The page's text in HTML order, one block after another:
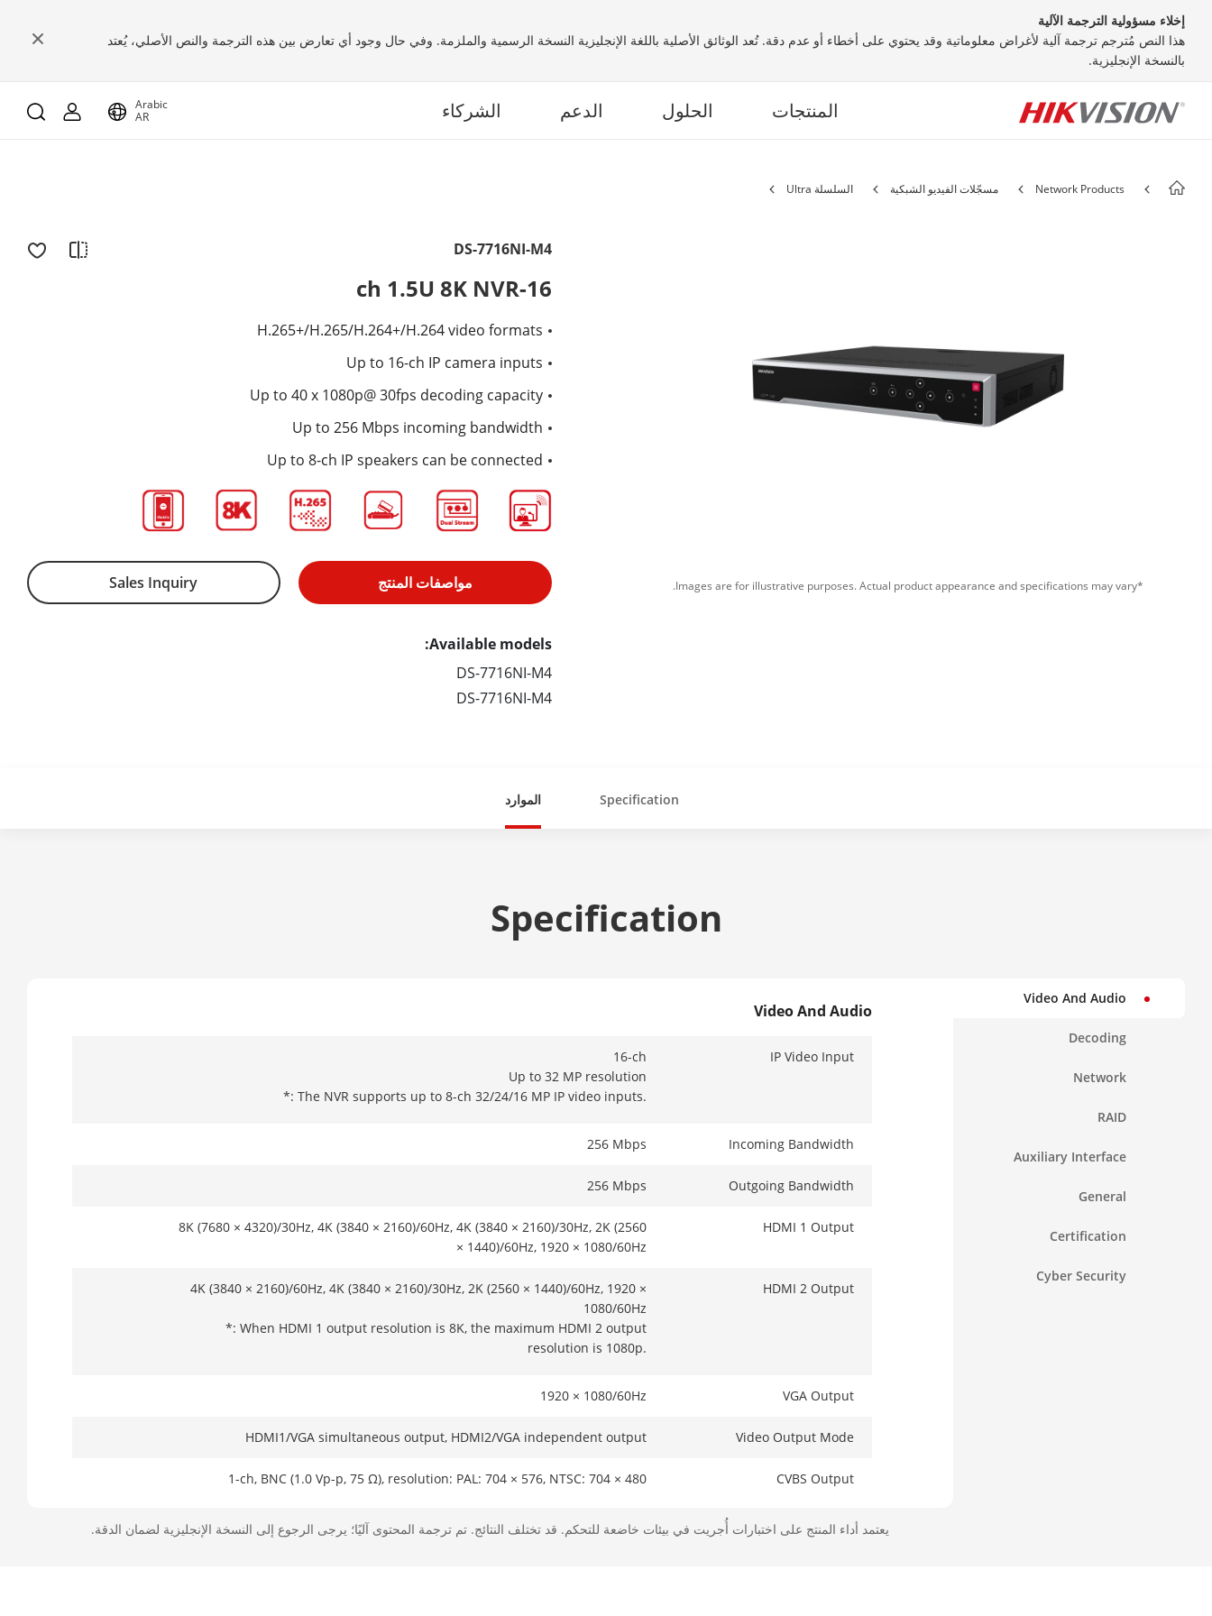
إخلاء مسؤولية الترجمة الآلية
هذا النص مُترجم ترجمة آلية لأغراض معلوماتية وقد يحتوي على أخطاء أو عدم دقة. تُعد الوثائق الأصلية باللغة الإنجليزية النسخة الرسمية والملزمة. وفي حال وجود أي تعارض بين هذه الترجمة والنص الأصلي، يُعتد
بالنسخة الإنجليزية.
المنتجات الحلول الدعم الشركاء
Arabic
AR
Network Products مسجّلات الفيديو الشبكية السلسلة Ultra
*Images are for illustrative purposes. Actual product appearance and specifications may vary.
DS-7716NI-M4
16-ch 1.5U 8K NVR
H.265+/H.265/H.264+/H.264 video formats
Up to 16-ch IP camera inputs
Up to 40 x 1080p@ 30fps decoding capacity
Up to 256 Mbps incoming bandwidth
Up to 8-ch IP speakers can be connected
مواصفات المنتج Sales Inquiry
Available models:
DS-7716NI-M4
DS-7716NI-M4
Specification الموارد
Specification
Video And Audio
Decoding
Network
RAID
Auxiliary Interface
General
Certification
Cyber Security
Video And Audio
IP Video Input
16-ch
Up to 32 MP resolution
*: The NVR supports up to 8-ch 32/24/16 MP IP video inputs.
Incoming Bandwidth
256 Mbps
Outgoing Bandwidth
256 Mbps
HDMI 1 Output
8K (7680 × 4320)/30Hz, 4K (3840 × 2160)/60Hz, 4K (3840 × 2160)/30Hz, 2K (2560
× 1440)/60Hz, 1920 × 1080/60Hz
HDMI 2 Output
4K (3840 × 2160)/60Hz, 4K (3840 × 2160)/30Hz, 2K (2560 × 1440)/60Hz, 1920 ×
1080/60Hz
*: When HDMI 1 output resolution is 8K, the maximum HDMI 2 output
resolution is 1080p.
VGA Output
1920 × 1080/60Hz
Video Output Mode
HDMI1/VGA simultaneous output, HDMI2/VGA independent output
CVBS Output
1-ch, BNC (1.0 Vp-p, 75 Ω), resolution: PAL: 704 × 576, NTSC: 704 × 480
Audio Output
1-ch, RCA (Linear, 1 KΩ)
يعتمد أداء المنتج على اختبارات أُجريت في بيئات خاضعة للتحكم. قد تختلف النتائج. تم ترجمة المحتوى آليًا؛ يرجى الرجوع إلى النسخة الإنجليزية لضمان الدقة.